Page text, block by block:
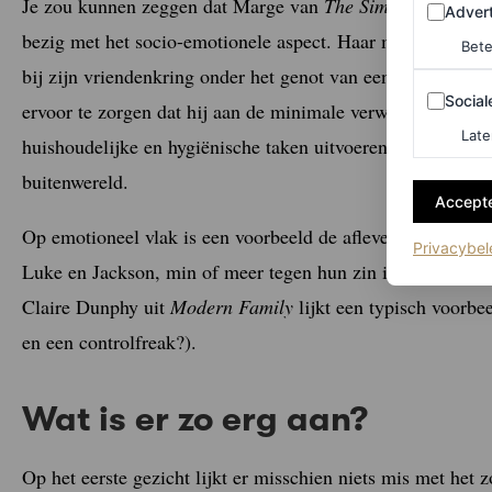
Je zou kunnen zeggen dat Marge van The Simpsonseen
bezig met het socio-emotionele aspect. Haar man Homer
bij zijn vriendenkring onder het genot van een paar Duff-
ervoor te zorgen dat hij aan de minimale verwachtingen
huishoudelijke en hygiënische taken uitvoeren, en zich
buitenwereld.
Op emotioneel vlak is een voorbeeld de aflevering van
Luke en Jackson, min of meer tegen hun zin in, aan
Claire Dunphy uit Modern Family lijkt een typisch
en een controlfreak?).
Wat is er zo erg aan?
Op het eerste gezicht lijkt er misschien niets mis met het
Sociale